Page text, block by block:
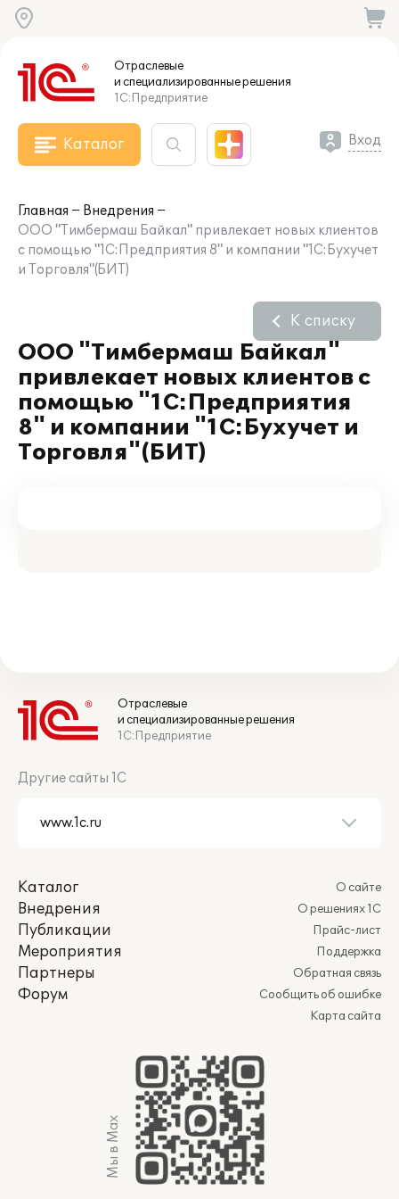
Отраслевые
и специализированныерешения
1С:Предприятие
Каталог Вход
Главная
Внедрения
ООО "Тимбермаш Байкал" привлекает новых клиентов
с помощью "1С:Предприятия 8" и компании "1С:Бухучет
и Торговля"(БИТ)
ООО "Тимбермаш Байкал"
привлекает новых клиентов с
помощью "1С:Предприятия
8" и компании "1С:Бухучет и
Торговля"(БИТ)
К списку
Отраслевые
и специализированные решения
1С:Предприятие
Другие сайты 1С
Каталог
Внедрения
Публикации
Мероприятия
Партнеры
Форум
О сайте
О решениях 1С
Прайс-лист
Поддержка
Обратная связь
Сообщить об ошибке
Карта сайта
Мы в Max